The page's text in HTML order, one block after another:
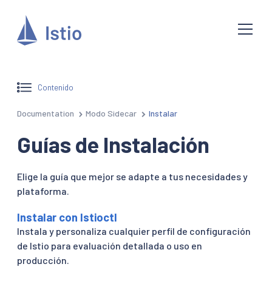
Contenido
Documentation Modo Sidecar Instalar
Guías de Instalación
Elige la guía que mejor se adapte a tus necesidades y
plataforma.
Instalar con Istioctl
Instala y personaliza cualquier perfil de configuración
de Istio para evaluación detallada o uso en
producción.